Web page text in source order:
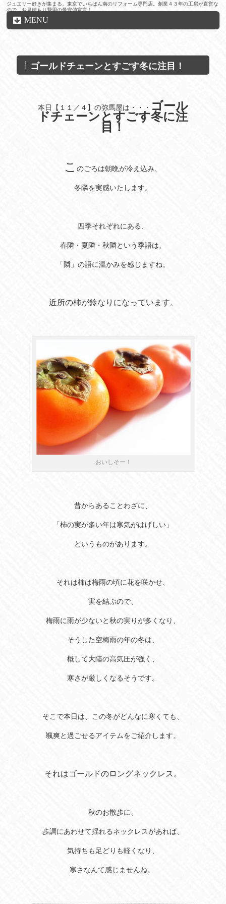
ジュエリー好きが集まる、東京でいちばん南のリフォーム専門店。創業４３年の工房が直営な
ので、お見積もり費用の最安値宣言！
MENU
ゴールドチェーンとすごす冬に注目！
本日【１１／４】の弥馬屋は・・・ ゴール
ドチェーンとすごす冬に注
目！
このごろは朝晩が冷え込み、
冬隣を実感いたします。
四季それぞれにある、
春隣・夏隣・秋隣という季語は、
「隣」の語に温かみを感じますね。
近所の柿が鈴なりになっています。
おいしそー！
昔からあることわざに、
「柿の実が多い年は寒気がはげしい」
というものがあります。
それは柿は梅雨の頃に花を咲かせ、
実を結ぶので、
梅雨に雨が少ないと秋の実りが多くなり、
そうした空梅雨の年の冬は、
概して大陸の高気圧が強く、
寒さが厳しくなるそうです。
そこで本日は、この冬がどんなに寒くても、
颯爽と過ごせるアイテムをご紹介します。
それはゴールドのロングネックレス。
秋のお散歩に、
歩調にあわせて揺れるネックレスがあれば、
気持ちも足どりも軽くなり、
寒さなんて感じませんね。